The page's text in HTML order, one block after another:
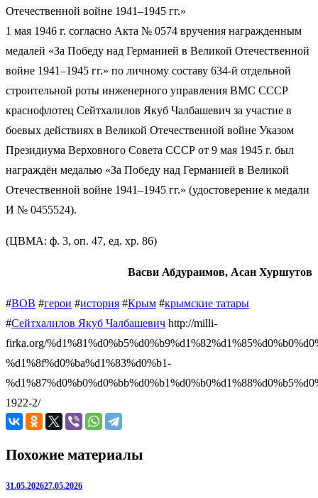
1 мая 1946 г. согласно Акта № 0574 вручения награжденным
медалей «За Победу над Германией в Великой Отечественной
войне 1941–1945 гг.» по личному составу 634-й отдельной
строительной роты инженерного управления ВМС СССР
краснофлотец Сейтхалилов Якуб Чалбашевич за участие в
боевых действиях в Великой Отечественной войне Указом
Президиума Верховного Совета СССР от 9 мая 1945 г. был
награждён медалью «За Победу над Германией в Великой
Отечественной войне 1941–1945 гг.» (удостоверение к медали
И № 0455524).
(ЦВМА: ф. 3, оп. 47, ед. хр. 86)
Васви Абдураимов, Асан Хуршутов
#ВОВ #герои #история #Крым #крымские татары
#Сейтхалилов Якуб Чалбашевич http://milli-
firka.org/
%d1%8f%d0%ba%d1%83%d0%b1-
1922-2/
Похожие материалы
31.05.202627.05.2026